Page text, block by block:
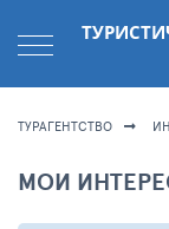
ТУРАГЕНТСТВО
МОИ